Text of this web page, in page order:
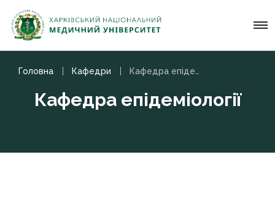
Головна Кафедри
Кафедра епідеміології